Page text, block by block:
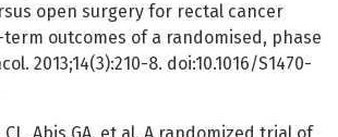
open surgery for rectal cancer
term outcomes of a randomised, phase
2013;14(3):210-8. doi:10.1016/S1470-